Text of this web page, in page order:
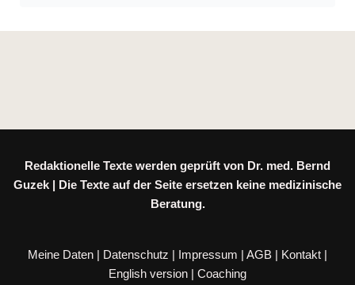
Redaktionelle Texte werden geprüft von Dr. med. Bernd
Guzek | Die Texte auf der Seite ersetzen keine medizinische
Beratung.
Meine Daten | Datenschutz | Impressum | AGB | Kontakt |
English version | Coaching